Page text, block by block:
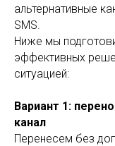
альтернативные
SMS.
Ниже мы
эффективных
ситуацией:
Вариант 1:
канал
Перенесем без